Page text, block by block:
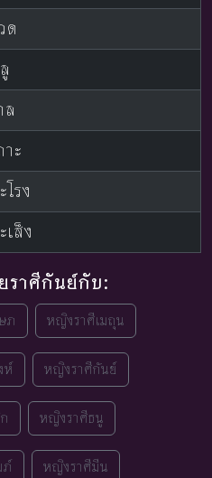
ด
ล
าะ
รง
เส็ง
ราศีกันย์กับ:
ภ หญิงราศีเมถุน
ห์ หญิงราศีกันย์
หญิงราศีธนู
หญิงราศีมีน